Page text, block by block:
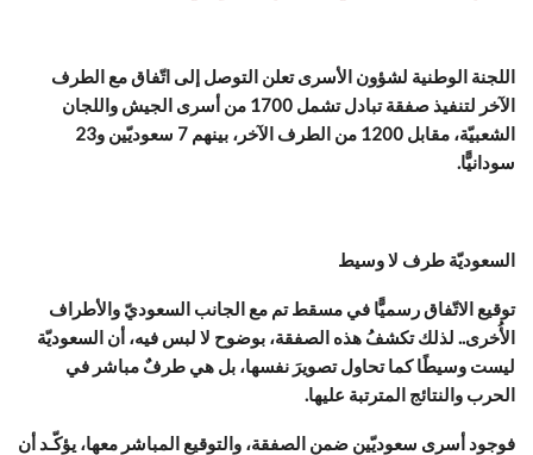
اللجنة الوطنية لشؤون الأسرى تعلن التوصل إلى اتّفاق مع الطرف
الآخر لتنفيذ صفقة تبادل تشمل 1700 من أسرى الجيش واللجان
الشعبيّة، مقابل 1200 من الطرف الآخر، بينهم 7 سعوديّين و23
سودانيًّا.
السعوديّة طرف لا وسيط
توقيع الاتّفاق رسميًّا في مسقط تم مع الجانب السعوديّ والأطراف
الأُخرى.. لذلك تكشفُ هذه الصفقة، بوضوح لا لبس فيه، أن السعوديّة
ليست وسيطًا كما تحاول تصويرَ نفسها، بل هي طرفٌ مباشر في
الحرب والنتائج المترتبة عليها.
فوجود أسرى سعوديّين ضمن الصفقة، والتوقيع المباشر معها، يؤكّـد أن